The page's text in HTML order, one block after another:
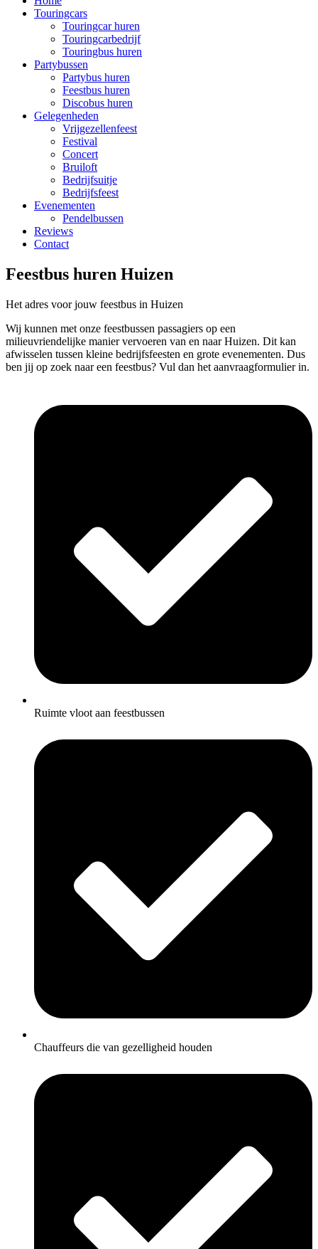
Touringcars
Touringcar huren
Touringcarbedrijf
Touringbus huren
Partybussen
Partybus huren
Feestbus huren
Discobus huren
Gelegenheden
Vrijgezellenfeest
Festival
Concert
Bruiloft
Bedrijfsuitje
Bedrijfsfeest
Evenementen
Pendelbussen
Reviews
Contact
Feestbus huren Huizen
Het adres voor jouw feestbus in Huizen
Wij kunnen met onze feestbussen passagiers op een
milieuvriendelijke manier vervoeren van en naar Huizen. Dit kan
afwisselen tussen kleine bedrijfsfeesten en grote evenementen. Dus
ben jij op zoek naar een feestbus? Vul dan het aanvraagformulier in.
Ruimte vloot aan feestbussen
Chauffeurs die van gezelligheid houden